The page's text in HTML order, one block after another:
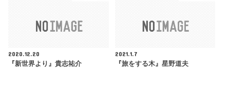
2020.12.20
『新世界より』貴志祐介
2021.1.7
『旅をする木』星野道夫